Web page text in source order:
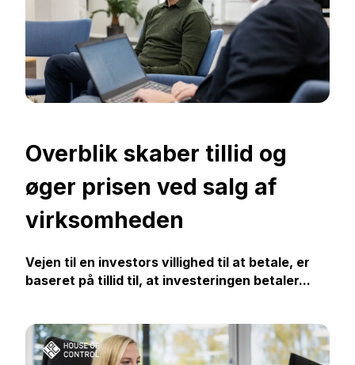
Overblik skaber tillid og
øger prisen ved salg af
virksomheden
Vejen til en investors villighed til at betale, er
baseret på tillid til, at investeringen betaler...